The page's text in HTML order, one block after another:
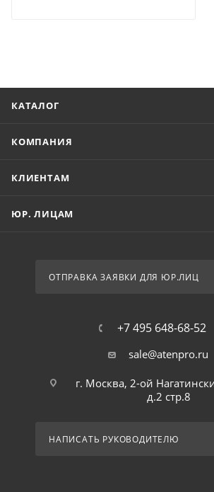
КАТАЛОГ
КОМПАНИЯ
КЛИЕНТАМ
ЮР. ЛИЦАМ
ОТПРАВКА ЗАЯВКИ ДЛЯ ЮР.ЛИЦ
+7 495 648-68-52
sale@atenpro.ru
г. Москва, 2-ой
д.2 стр.8
НАПИСАТЬ РУКОВОДИТЕЛЮ